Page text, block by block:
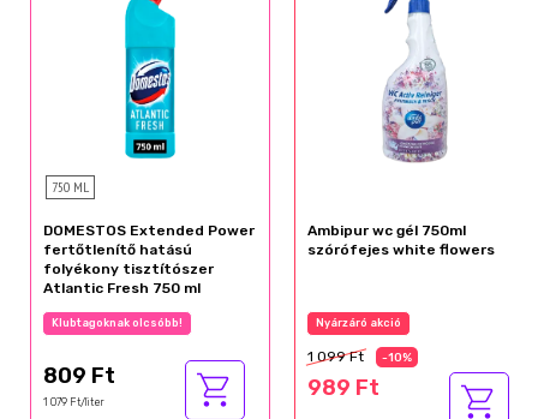
750 ML
DOMESTOS Extended Power
fertőtlenítő hatású
folyékony tisztítószer
Atlantic Fresh 750 ml
Klubtagoknak olcsóbb!
809 Ft
1 079 Ft/liter
Ambipur wc gél 750ml
szórófejes white flowers
Nyárzáró akció
1 099 Ft -10%
989 Ft